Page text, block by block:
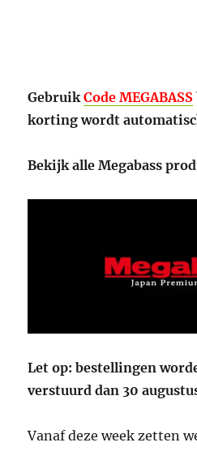
GebruikCode MEGABASS
korting wordt
Bekijk alle Megabass
Let op: bestellingen
verstuurd dan 30
Vanaf deze week zetten